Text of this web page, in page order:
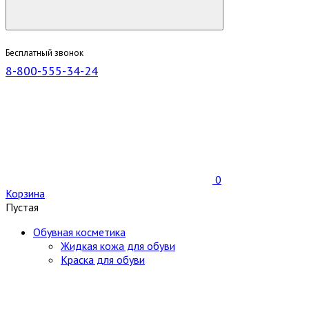
Бесплатный звонок
8-800-555-34-24
0
Корзина
Пустая
Обувная косметика
Жидкая кожа для обуви
Краска для обуви